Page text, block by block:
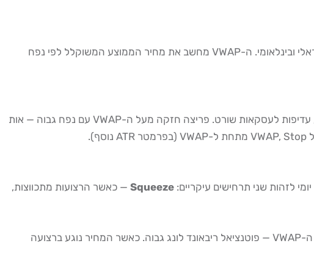
ה-VWAP (Volume Weighted Average Price) הוא אינדיקטור מוביל למסחר יומי שחייב להיות על כל גרף של סוחר יום ישראלי ובינלאומי. ה-VWAP מחשב את מחיר הממוצע המשוקלל לפי נפח
הכלל הפשוט: מחיר מעל ה-VWAP = שוק שורי תוך-יומי, עדיפות לעסקאות לונג. מחיר מתחת ל-VWAP = שוק דובי תוך-יומי, עדיפות לעסקאות שורט. פריצה חזקה מעל ה-VWAP עם נפח גבוה — אות
Squeeze — כאשר הרצועות מתכווצות,
נמצא מעל ה-VWAP — פוטנציאל ריבאונד לונג גבוה. כאשר המחיר נוגע ברצועה